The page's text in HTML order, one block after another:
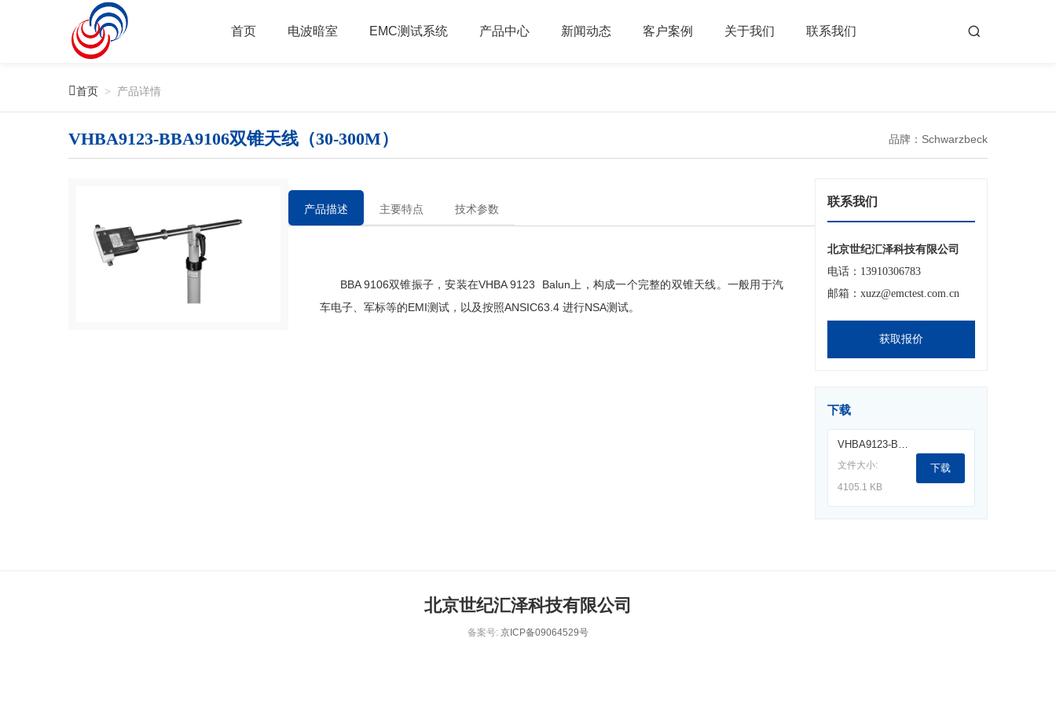
首页 电波暗室 EMC测试系统 产品中心 新闻动态 客户案例 关于我们 联系我们
首页 > 产品详情
VHBA9123-BBA9106双锥天线（30-300M） 品牌：Schwarzbeck
产品描述 主要特点 技术参数
BBA 9106双锥振子，安装在VHBA 9123 Balun 上，构成一个完整的双锥天线。一般用于汽
车电子、军标等的EMI测试，以及按照ANSIC63.4 进行NSA测试。
联系我们
北京世纪汇泽科技有限公司
电话：13910306783
邮箱：xuzz@emctest.com.cn
获取报价
下载
VHBA9123-BBA9106双锥天线（30-300M）.pdf
文件大小:
4105.1 KB
下载
北京世纪汇泽科技有限公司
备案号: 京ICP备09064529号